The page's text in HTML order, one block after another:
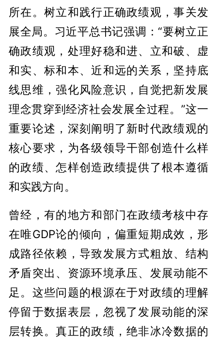
所在。树立和践行正确政绩观，事关发
展全局。习近平总书记强调：“要树立正
确政绩观，处理好稳和进、立和破、虚
和实、标和本、近和远的关系，坚持底
线思维，强化风险意识，自觉把新发展
理念贯穿到经济社会发展全过程。”这一
重要论述，深刻阐明了新时代政绩观的
核心要求，为各级领导干部创造什么样
的政绩、怎样创造政绩提供了根本遵循
和实践方向。
曾经，有的地方和部门在政绩考核中存
在唯GDP论的倾向，偏重短期成效，形
成路径依赖，导致发展方式粗放、结构
矛盾突出、资源环境承压、发展动能不
足。这些问题的根源在于对政绩的理解
停留于数据表层，忽视了发展动能的深
层转换。真正的政绩，绝非冰冷数据的